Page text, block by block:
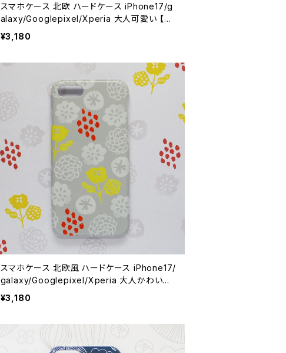
スマホケース 北欧 ハードケース iPhone17/g
alaxy/Googlepixel/Xperia 大人可愛い 【街
並み・ピンク】 hardcase
¥3,180
スマホケース 北欧風 ハードケース iPhone17/
galaxy/Googlepixel/Xperia 大人かわいい
花柄 手描き【花のおまじない・ウォームグレー】
hardcase
¥3,180